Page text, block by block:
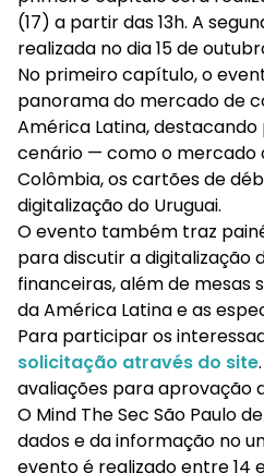
(17) a partir das 13h. A
realizada no dia 15 de
No primeiro capítulo, o
panorama do mercado de
América Latina,
cenário — como o
Colômbia, os cartões de
digitalização do Uruguai.
O evento também traz
para discutir a digitalização
financeiras, além de mesas
da América Latina e as
Para participar os
solicitação através do site
avaliações para aprovação
O Mind The Sec São Paulo
dados e da informação no
evento é realizado entre 14